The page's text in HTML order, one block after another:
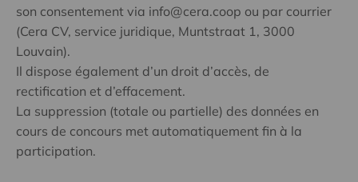
son consentement via info@cera.coop ou par courrier
(Cera CV, service juridique, Muntstraat 1, 3000
Louvain).
Il dispose également d’un droit d’accès, de
rectification et d’effacement.
La suppression (totale ou partielle) des données en
cours de concours met automatiquement fin à la
participation.